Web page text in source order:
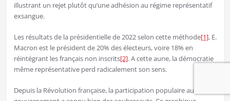
illustrant un rejet plutôt qu’une adhésion au régime représentatif
exsangue.
Les résultats de la présidentielle de 2022 selon cette méthode[1], E.
Macron est le président de 20% des électeurs, voire 18% en
réintégrant les français non inscrits[2]. A cette aune, la démocratie
même représentative perd radicalement son sens.
Depuis la Révolution française, la participation populaire au